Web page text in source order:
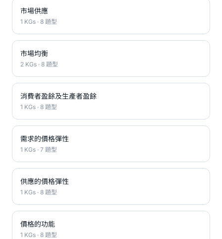
市場供應
1 KGs · 8 題型
市場均衡
2 KGs · 8 題型
消費者盈餘及生產者盈餘
1 KGs · 8 題型
需求的價格彈性
1 KGs · 7 題型
供應的價格彈性
1 KGs · 8 題型
價格的功能
1 KGs · 8 題型